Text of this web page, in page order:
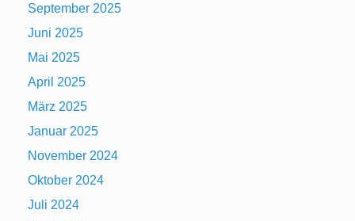
September 2025
Juni 2025
Mai 2025
April 2025
März 2025
Januar 2025
November 2024
Oktober 2024
Juli 2024